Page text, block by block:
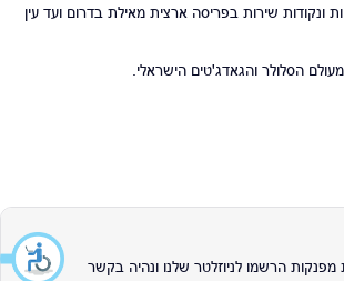
הרשת מונים 15 חנויות ונקודות שירות בפריסה ארצית מאילת בדרום ועד עין
הסלולר והגאדג'טים הישראלי.
מפנקות הרשמו לניוזלטר שלנו ונהיה בקשר